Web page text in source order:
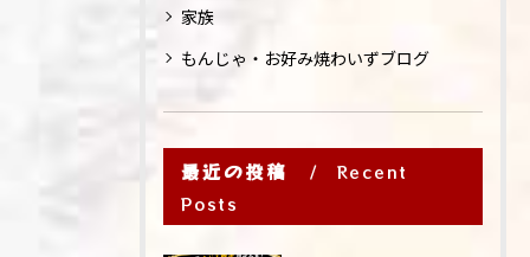
家族
もんじゃ・お好み焼わいずブログ
最近の投稿
Recent
Posts